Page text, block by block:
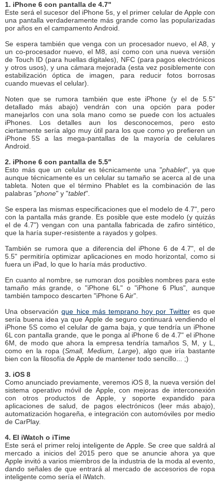
1. iPhone 6 con pantalla de 4.7"
Este será el sucesor del iPhone 5s, y el primer celular de Apple con
una pantalla verdaderamente más grande como las popularizadas
por años en el campamento Android.
Se espera también que venga con un procesador nuevo, el A8, y
un co-procesador nuevo, el M8, así como con una nueva versión
de Touch ID (para huellas digitales), NFC (para pagos electrónicos
y otros usos), y una cámara mejorada (esta vez posiblemente con
estabilización óptica de imagen, para reducir fotos borrosas
cuando muevas el celular).
Noten que se rumora también que este iPhone (y el de 5.5"
detallado más abajo) vendrán con una opción para poder
manejarlos con una sola mano como se puede con los actuales
iPhones. Los detalles aun los desconocemos, pero esto
ciertamente sería algo muy útil para los que como yo prefieren un
iPhone 5S a las mega-pantallas de la mayoría de celulares
Android.
2. iPhone 6 con pantalla de 5.5"
Esto más que un celular es técnicamente una "phablet", ya que
aunque técnicamente es un celular su tamaño se acerca al de una
tableta. Noten que el término Phablet es la combinación de las
palabras "phone" y "tablet".
Se espera las mismas especificaciones que el modelo de 4.7", pero
con la pantalla más grande. Es posible que este modelo (y quizás
el de 4.7") vengan con una pantalla fabricada de zafiro sintético,
que la haría super-resistente a rayados y golpes.
También se rumora que a diferencia del iPhone 6 de 4.7", el de
5.5" permitiría optimizar aplicaciones en modo horizontal, como si
fuera un iPad, lo que lo haría más productivo.
En cuanto al nombre, se rumoran dos posibles nombres para este
tamaño más grande, o "iPhone 6L" o "iPhone 6 Plus", aunque
también tampoco descarten "iPhone 6 Air".
Una observaciónque hice más temprano hoy por Twitteres que
sería buena idea ya que Apple de seguro continuará vendiendo el
iPhone 5S como el celular de gama baja, y que tendría un iPhone
6L con pantalla grande, que le ponga al iPhone 6 de 4.7" el iPhone
6M, de modo que ahora la empresa tendría tamaños S, M, y L,
como en la ropa (Small, Medium, Large), algo que iría bastante
bien con la filosofía de Apple de mantener todo sencillo... ;)
3. iOS 8
Como anunciado previamente, veremos iOS 8, la nueva versión del
sistema operativo móvil de Apple, con mejoras de interconexión
con otros productos de Apple, y soporte expandido para
aplicaciones de salud, de pagos electrónicos (leer más abajo),
automatización hogareña, e integración con automóviles por medio
de CarPlay.
4. El iWatch o iTime
Este será el primer reloj inteligente de Apple. Se cree que saldrá al
mercado a inicios del 2015 pero que se anuncie ahora ya que
Apple invitó a varios miembros de la industria de la moda al evento,
dando señales de que entrará al mercado de accesorios de ropa
inteligente como sería el iWatch.